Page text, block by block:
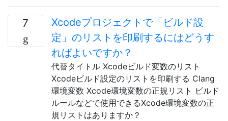
7
Xcodeプロジェクトで「ビルド設
定」のリストを印刷するにはどうす
ればよいですか？
代替タイトル Xcodeビルド変数のリスト
Xcodeビルド設定のリストを印刷する Clang
環境変数 Xcode環境変数の正規リスト ビルド
ルールなどで使用できるXcode環境変数の正
規リストはありますか？